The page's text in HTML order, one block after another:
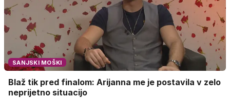
SANJSKI MOŠKI
Blaž tik pred finalom: Arijanna me je postavila v zelo
neprijetno situacijo